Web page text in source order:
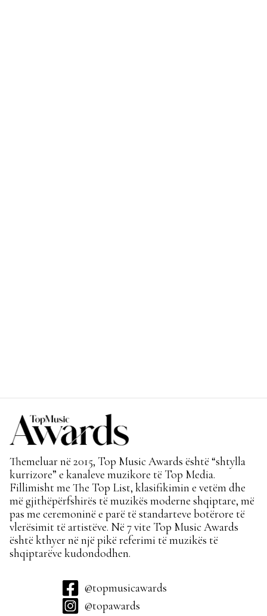
Themeluar në 2015, Top Music Awards është “shtylla
kurrizore” e kanaleve muzikore të Top Media.
Fillimisht me The Top List, klasifikimin e vetëm dhe
më gjithëpërfshirës të muzikës moderne shqiptare, më
pas me ceremoninë e parë të standarteve botërore të
vlerësimit të artistëve. Në 7 vite Top Music Awards
është kthyer në një pikë referimi të muzikës të
shqiptarëve kudondodhen.
@topmusicawards
@topawards